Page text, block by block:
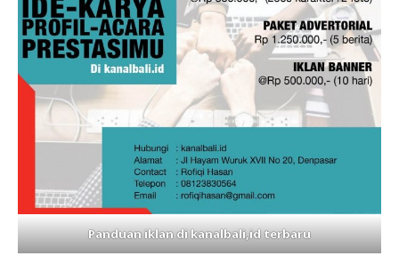
Panduan iklan di kanalbali,id terbaru